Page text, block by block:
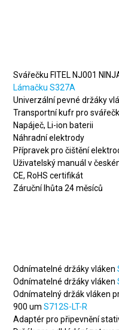
Svářečku FITEL NJ001
Lámačku S327A
Univerzální pevné držáky
Transportní kufr pro
Napáječ, Li-ion baterii
Náhradní elektrody
Přípravek pro čištění
Uživatelský manuál v
CE, RoHS certifikát
Záruční lhůta 24 měsíců
Odnímatelné držáky vláken
Odnímatelné držáky vláken
Odnímatelný držák vláken
900 umS712S-LT-R
Adaptér pro připevnění